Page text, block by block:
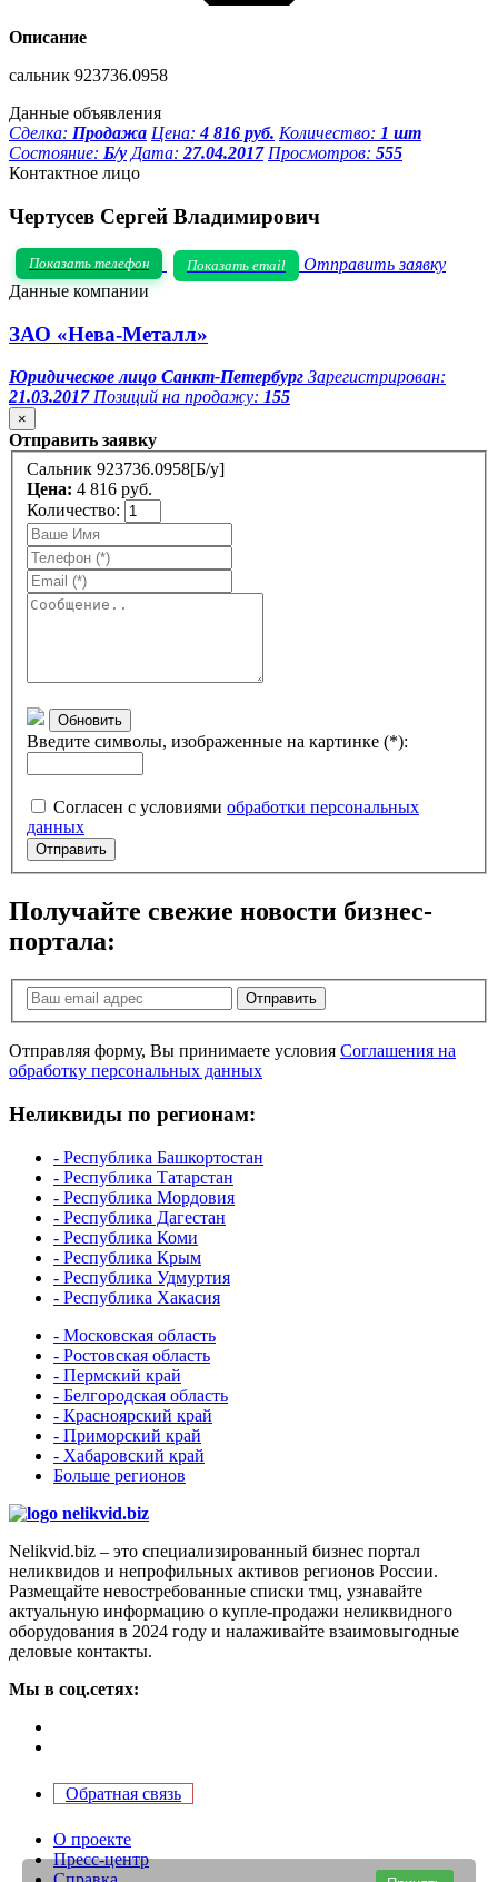
Описание
сальник 923736.0958
Данные объявления
Сделка: Продажа Цена:4 816 руб. Количество: 1 шт
Состояние: Б/у Дата:27.04.2017 Просмотров: 555
Контактное лицо
Чертусев Сергей Владимирович
Показать телефон Показать email
Отправить заявку
Данные компании
ЗАО «Нева-Металл»
Юридическое лицо Санкт-Петербург Зарегистрирован:
21.03.2017 Позиций на продажу: 155
×
Отправить заявку
Сальник 923736.0958[Б/у]
Цена: 4 816 руб.
Количество:
Обновить
Введите символы, изображенные на картинке (*):
Согласен с условиями обработки персональных
данных
Отправить
Получайте свежие новости бизнес-
портала:
Отправить
Отправляя форму, Вы принимаете условия Соглашения на
обработку персональных данных
Неликвиды по регионам:
- Республика Башкортостан
- Республика Татарстан
- Республика Мордовия
- Республика Дагестан
- Республика Коми
- Республика Крым
- Республика Удмуртия
- Республика Хакасия
- Московская область
- Ростовская область
- Пермский край
- Белгородская область
- Красноярский край
- Приморский край
- Хабаровский край
Больше регионов
Nelikvid.biz – это специализированный бизнес портал
неликвидов и непрофильных активов регионов России.
Размещайте невостребованные списки тмц, узнавайте
актуальную информацию о купле-продажи неликвидного
оборудования в 2024 году и налаживайте взаимовыгодные
деловые контакты.
Мы в соц.сетях:
Обратная связь
О проекте
Пресс-центр